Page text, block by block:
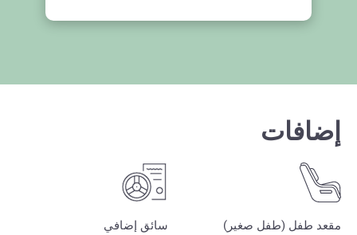
إضافات
مقعد طفل (طفل صغير) سائق إضافي